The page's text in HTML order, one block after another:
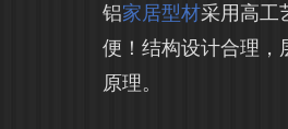
铝家居型材采用高工
便！结构设计合理，
原理。